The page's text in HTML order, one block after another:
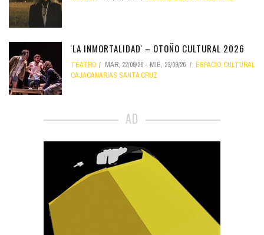
'LA INMORTALIDAD' – OTOÑO CULTURAL 2026
TEATRO MAR, 22/09/26 - MIÉ, 23/09/26
ESPACIO CULTURAL
CAJACANARIAS SANTA CRUZ
AD